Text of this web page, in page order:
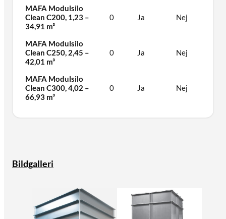
MAFA Modulsilo
Clean C200, 1,23 –
34,91 m³
0 Ja Nej
MAFA Modulsilo
Clean C250, 2,45 –
42,01 m³
0 Ja Nej
MAFA Modulsilo
Clean C300, 4,02 –
66,93 m³
0 Ja Nej
Bildgalleri